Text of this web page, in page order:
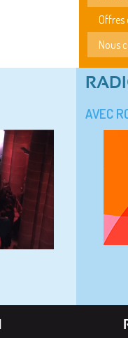
Offres
Nous
AVEC